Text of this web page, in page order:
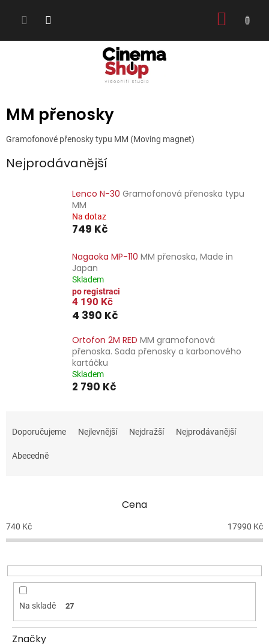
MM přenosky
Gramofonové přenosky typu MM (Moving magnet)
Nejprodávanější
Lenco N-30 Gramofonová přenoska typu
MM
Na dotaz
749 Kč
Nagaoka MP-110 MM přenoska, Made in
Japan
Skladem
4 190 Kč
4 390 Kč
Ortofon 2M RED MM gramofonová
přenoska. Sada přenosky a karbonového
kartáčku
Skladem
2 790 Kč
a
e
o
d
k
t
Doporučujeme Nejlevnější Nejdražší Nejprodávanější
Abecedně
Cena
740 Kč 17990 Kč
Na skladě 27
Značky